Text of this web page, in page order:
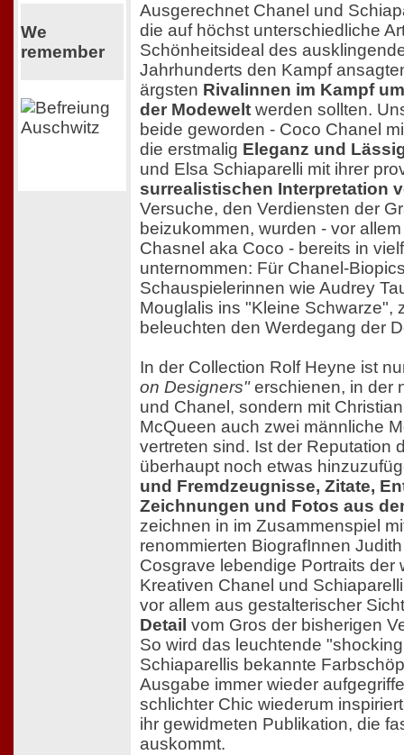
We
remember
Ausgerechnet Chanel und
die auf höchst unterschiedliche
Schönheitsideal des
Jahrhunderts den Kampf
ärgsten Rivalinnen im Kampf
der Modewelt werden sollten.
beide geworden - Coco Chanel
die erstmalig Eleganz und
und Elsa Schiaparelli mit ihrer
surrealistischen Interpretation
Versuche, den Verdiensten der
beizukommen, wurden - vor
Chasnel aka Coco - bereits in
unternommen: Für Chanel-
Schauspielerinnen wie Audrey
Mouglalis ins "Kleine Schwarze",
beleuchten den Werdegang der
In der Collection Rolf Heyne ist
on Designers"erschienen, in der
und Chanel, sondern mit
McQueen auch zwei männliche
vertreten sind. Ist der Reputation
überhaupt noch etwas
und Fremdzeugnisse, Zitate,
Zeichnungen und Fotos aus
zeichnen in im Zusammenspiel
renommierten BiografInnen
Cosgrave lebendige Portraits der
Kreativen Chanel und
vor allem aus gestalterischer
Detail vom Gros der bisherigen
So wird das leuchtende
Schiaparellis bekannte
Ausgabe immer wieder
schlichter Chic wiederum
ihr gewidmeten Publikation, die
auskommt.